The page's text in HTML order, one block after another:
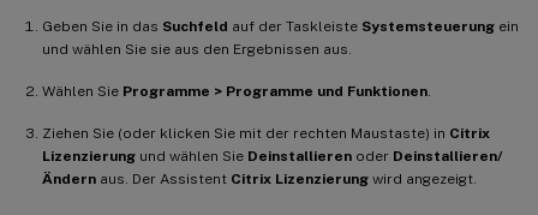
Geben Sie in das Suchfeld auf der Taskleiste Systemsteuerung ein
und wählen Sie sie aus den Ergebnissen aus.
Wählen Sie Programme > Programme und Funktionen
Ziehen Sie (oder klicken Sie mit der rechten Maustaste) in Citrix
Lizenzierung und wählen Sie Deinstallieren oder Deinstallieren/
Ändern aus. Der Assistent Citrix Lizenzierung wird angezeigt.